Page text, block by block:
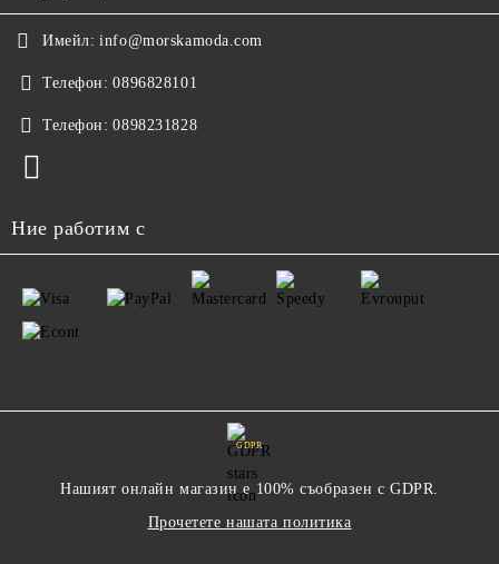
Имейл: info@morskamoda.com
Телефон: 0896828101
Телефон: 0898231828
Ние работим с
GDPR
Нашият онлайн магазин е 100% съобразен с GDPR.
Прочетете нашата политика